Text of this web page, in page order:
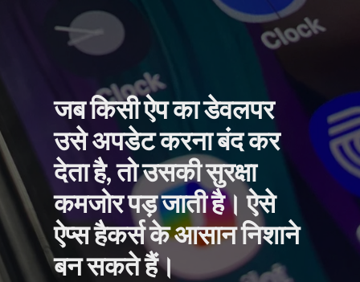
जब किसी ऐप का डेवलपर
उसे अपडेट करना बंद कर
देता है, तो उसकी सुरक्षा
कमजोर पड़ जाती है। ऐसे
ऐप्स हैकर्स के आसान निशाने
बन सकते हैं।